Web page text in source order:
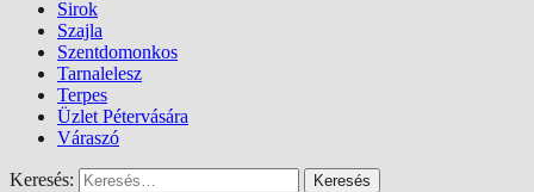
Sirok
Szajla
Szentdomonkos
Tarnalelesz
Terpes
Üzlet Pétervására
Váraszó
Keresés: